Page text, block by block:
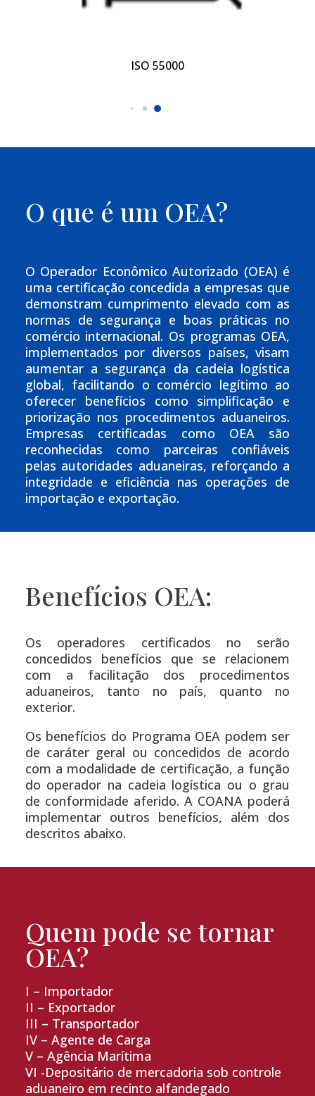
ISO 55000
O que é um OEA?
O Operador Econômico Autorizado (OEA) é
uma certificação concedida a empresas que
demonstram cumprimento elevado com as
normas de segurança e boas práticas no
comércio internacional. Os programas OEA,
implementados por diversos países, visam
aumentar a segurança da cadeia logística
global, facilitando o comércio legítimo ao
oferecer benefícios como simplificação e
priorização nos procedimentos aduaneiros.
Empresas certificadas como OEA são
reconhecidas como parceiras confiáveis
pelas autoridades aduaneiras, reforçando a
integridade e eficiência nas operações de
importação e exportação.
Benefícios OEA:
Os operadores certificados no serão
concedidos benefícios que se relacionem
com a facilitação dos procedimentos
aduaneiros, tanto no país, quanto no
exterior.
Os benefícios do Programa OEA podem ser
de caráter geral ou concedidos de acordo
com a modalidade de certificação, a função
do operador na cadeia logística ou o grau
de conformidade aferido. A COANA poderá
implementar outros benefícios, além dos
descritos abaixo.
Quem pode se tornar
OEA?
I – Importador
II – Exportador
III – Transportador
IV – Agente de Carga
V – Agência Marítima
VI -Depositário de mercadoria sob controle
aduaneiro em recinto alfandegado